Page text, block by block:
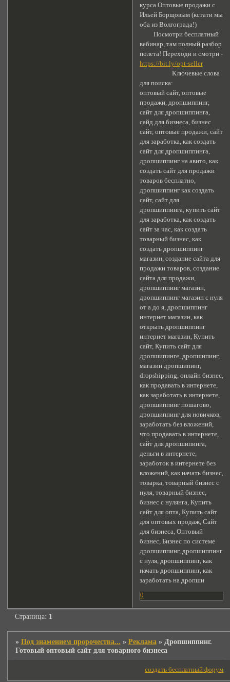
курса Оптовые продажи с
Ильей Борщовым (кстати мы
оба из Волгограда!)
Посмотри бесплатный
вебинар, там полный разбор
полета! Переходи и смотри -
https://bit.ly/opt-seller
Ключевые слова
для поиска:
оптовый сайт, оптовые
продажи, дропшиппинг,
сайт для дропшиппинга,
сайд для бизнеса, бизнес
сайт, оптовые продажи, сайт
для заработка, как создать
сайт для дропшиппинга,
дропшиппинг на авито, как
создать сайт для продажи
товаров бесплатно,
дропшиппинг как создать
сайт, сайт для
дропшиппинга, купить сайт
для заработка, как создать
сайт за час, как создать
товарный бизнес, как
создать дропшиппинг
магазин, создание сайта для
продажи товаров, создание
сайта для продажи,
дропшиппинг магазин,
дропшиппинг магазин с нуля
от а до я, дропшиппинг
интернет магазин, как
открыть дропшиппинг
интернет магазин, Купить
сайт, Купить сайт для
дропшипинге, дропшипинг,
магазин дропшипинг,
dropshipping, онлайн бизнес,
как продавать в интернете,
как заработать в интернете,
дропшиппинг пошагово,
дропшиппинг для новичков,
заработать без вложений,
что продавать в интернете,
сайт для дропшипинга,
деньги в интернете,
заработок в интернете без
вложений, как начать бизнес,
товарка, товарный бизнес с
нуля, товарный бизнес,
бизнес с нулянга, Купить
сайт для опта, Купить сайт
для оптовых продаж, Сайт
для бизнеса, Оптовый
бизнес, Бизнес по системе
дропшиппинг, дропшиппинг
с нуля, дропшиппинг, как
начать дропшиппинг, как
заработать на дропши
0
Страница: 1
» Под знамением пророчества... » Реклама » Дропшиппинг.
Готовый оптовый сайт для товарного бизнеса
создать бесплатный форум